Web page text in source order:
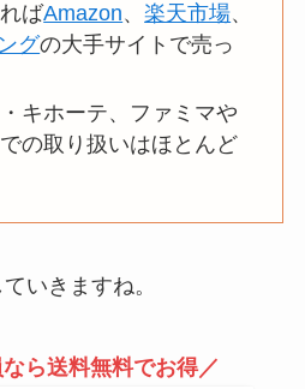
ばAmazon、楽天市場、
グの大手サイトで売っ
キホーテ、ファミマや
の取り扱いはほとんど
いきますね。
ら送料無料でお得／